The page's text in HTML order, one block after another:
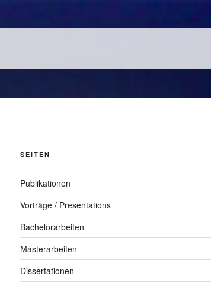
SEITEN
Publikationen
Vorträge / Presentations
Bachelorarbeiten
Masterarbeiten
Dissertationen